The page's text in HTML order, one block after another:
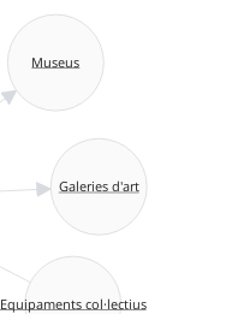
Equipaments col·lectius
Galeries d'art
Museus